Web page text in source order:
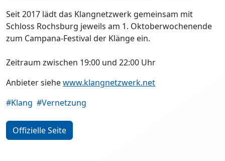
Seit 2017 lädt das Klangnetzwerk gemeinsam mit
Schloss Rochsburg jeweils am 1. Oktoberwochenende
zum Campana-Festival der Klänge ein.
Zeitraum zwischen 19:00 und 22:00 Uhr
Anbieter siehewww.klangnetzwerk.net
#Klang #Vernetzung
Offizielle Seite